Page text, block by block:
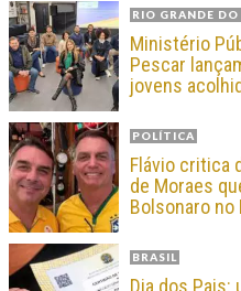
RIO GRANDE DO
Ministério
Pescar
jovens
POLÍTICA
Flávio critica
de Moraes
Bolsonaro no
BRASIL
Dia dos Pais: